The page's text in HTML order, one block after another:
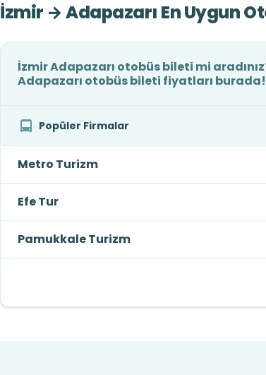
İzmir → Adapazarı En Uygun
İzmir Adapazarı otobüs bileti mi
Adapazarı otobüs bileti fiyatları burada!
Popüler Firmalar
Metro Turizm
Efe Tur
Pamukkale Turizm